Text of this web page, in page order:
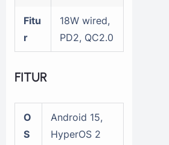
Fitu
r
18W wired,
PD2, QC2.0
FITUR
O
S
Android 15,
HyperOS 2